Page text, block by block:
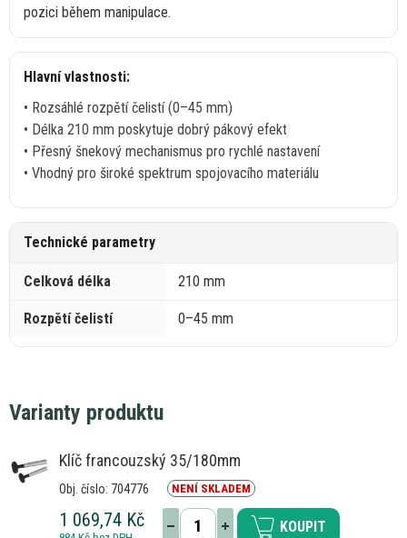
pozici během manipulace.
Hlavní vlastnosti:
• Rozsáhlé rozpětí čelistí (0–45 mm)
• Délka 210 mm poskytuje dobrý pákový efekt
• Přesný šnekový mechanismus pro rychlé nastavení
• Vhodný pro široké spektrum spojovacího materiálu
Technické parametry
Celková délka 210 mm
Rozpětí čelistí 0–45 mm
Varianty produktu
Klíč francouzský 35/180mm
Obj. číslo: 704776 NENÍ SKLADEM
1 069,74 Kč KOUPIT